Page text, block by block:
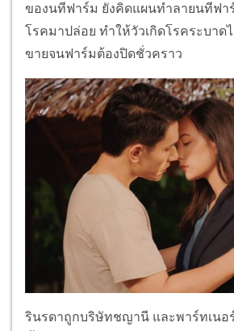
ของนทีฟาร์ม ยังคิดแผนทำลายนทีฟา
โรคมาปล่อย ทำให้วัวเกิดโรคระบาด
ขายจนฟาร์มต้องปิดชั่วคราว
รินรดาถูกบริษัทชญานี และพาร์ทเนอ